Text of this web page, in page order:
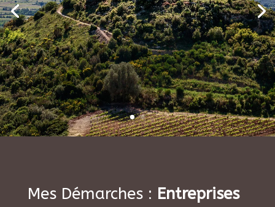
Mes Démarches : Entreprises